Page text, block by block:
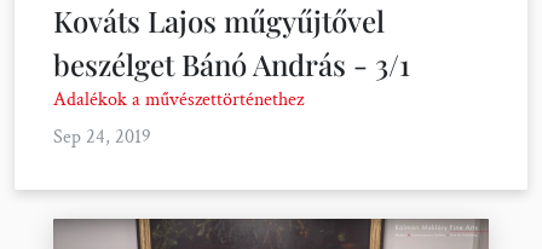
Kováts Lajos műgyűjtővel
beszélget Bánó András - 3/1
Adalékok a művészettörténethez
Sep 24, 2019